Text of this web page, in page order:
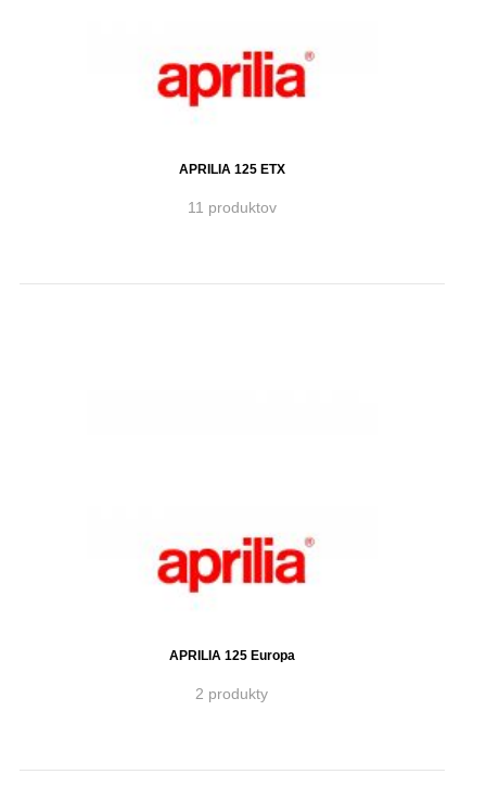
APRILIA 125 ETX
11 produktov
APRILIA 125 Europa
2 produkty